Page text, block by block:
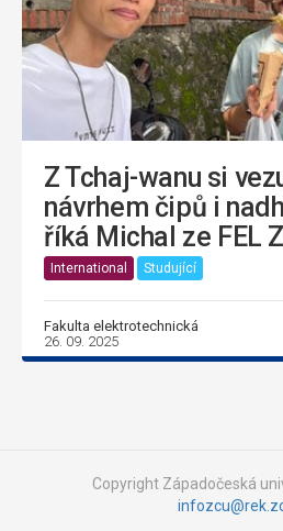
Z Tchaj-wanu si
návrhem čipů i
říká Michal ze FEL
International Studující
Fakulta elektrotechnická
26. 09. 2025
Copyright Západočeská